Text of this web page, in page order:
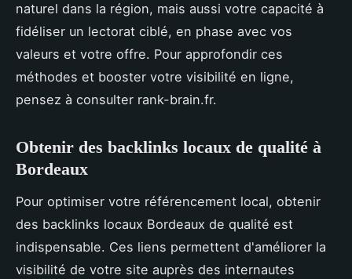
naturel dans la région, mais aussi votre capacité à
fidéliser un lectorat ciblé, en phase avec vos
valeurs et votre offre. Pour approfondir ces
méthodes et booster votre visibilité en ligne,
pensez à consulter rank-brain.fr.
Obtenir des backlinks locaux de qualité à
Bordeaux
Pour optimiser votre référencement local, obtenir
des backlinks locaux Bordeaux de qualité est
indispensable. Ces liens permettent d'améliorer la
visibilité de votre site auprès des internautes